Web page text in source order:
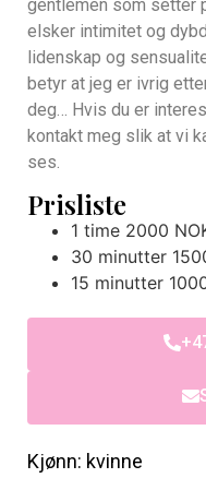
gentlemen som setter
elsker intimitet og
lidenskap og
betyr at jeg er ivrig
deg… Hvis du er
kontakt meg slik at vi
ses.
Prisliste
1 time 2000
30 minutter
15 minutter
Kjønn: kvinne